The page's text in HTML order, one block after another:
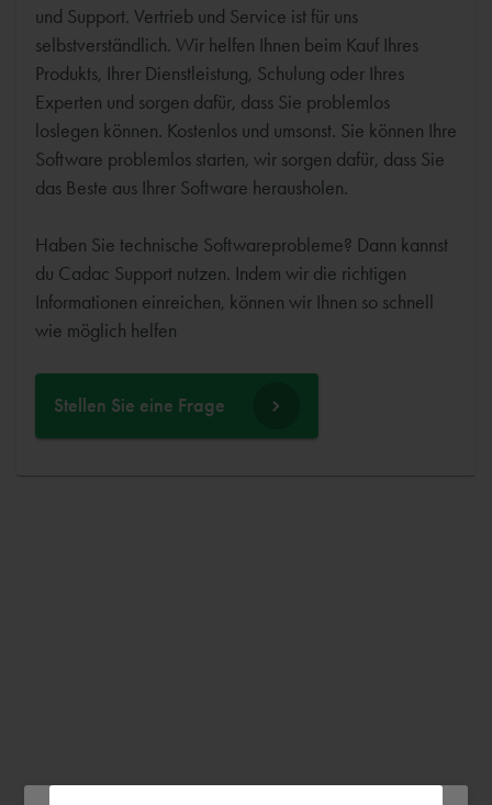
und Support. Vertrieb und Service ist für uns
selbstverständlich. Wir helfen Ihnen beim Kauf Ihres
Produkts, Ihrer Dienstleistung, Schulung oder Ihres
Experten und sorgen dafür, dass Sie problemlos
loslegen können. Kostenlos und umsonst. Sie können Ihre
Software problemlos starten, wir sorgen dafür, dass Sie
das Beste aus Ihrer Software herausholen.
Haben Sie technische Softwareprobleme? Dann kannst
du Cadac Support nutzen. Indem wir die richtigen
Informationen einreichen, können wir Ihnen so schnell
wie möglich helfen
Stellen Sie eine Frage